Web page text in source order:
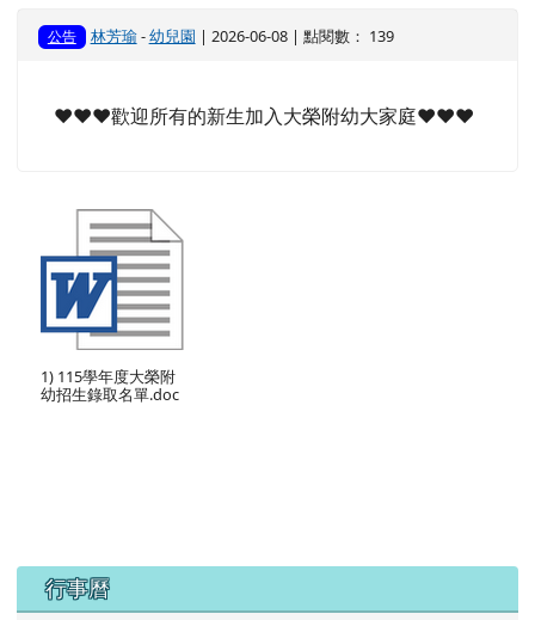
公告 林芳瑜-幼兒園 | 2026-06-08 | 點閱數： 139
❤️❤️❤️歡迎所有的新生加入大榮附幼大家庭❤️❤️❤️
1) 115學年度大榮附
幼招生錄取名單.doc
下中區域內容
行事曆